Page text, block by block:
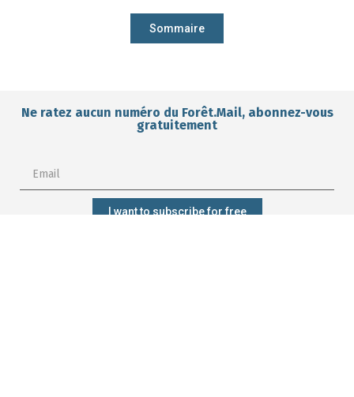
Sommaire
Ne ratez aucun numéro du Forêt.Mail, abonnez-vous
gratuitement
I want to subscribe for free